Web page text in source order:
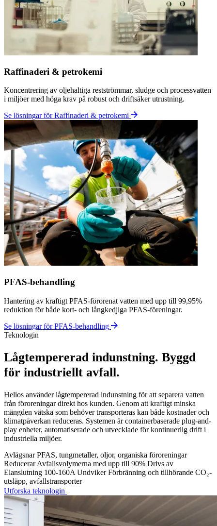
Miljöpåverkan
Avhjälper en ansträngd bransch
Flytande industriellt avfall transporteras ofta långa sträckor för
innebär höga transportvolymer, energikrävande destruktion och
ökande CO₂-utsläpp.